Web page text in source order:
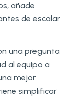
añade
de escalar
una pregunta
al equipo a
mejor
simplificar